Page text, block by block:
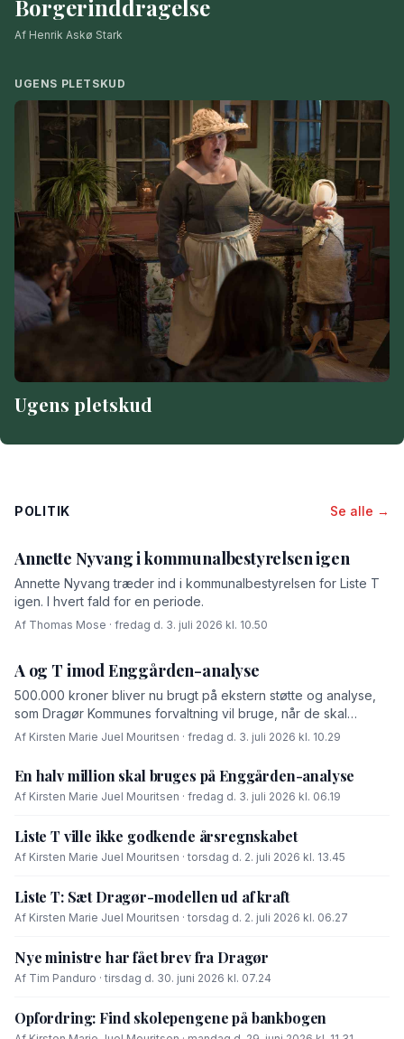
Borgerinddragelse
Af Henrik Askø Stark
UGENS PLETSKUD
Ugens pletskud
POLITIK Se alle →
Annette Nyvang i kommunalbestyrelsen igen
Annette Nyvang træder ind i kommunalbestyrelsen for Liste T
igen. I hvert fald for en periode.
Af Thomas Mose · fredag d. 3. juli 2026 kl. 10.50
A og T imod Enggården-analyse
500.000 kroner bliver nu brugt på ekstern støtte og analyse,
som Dragør Kommunes forvaltning vil bruge, når de skal
forhandle med OK-fonden om en driftsoverenskomst for
Af Kirsten Marie Juel Mouritsen · fredag d. 3. juli 2026 kl. 10.29
En halv million skal bruges på Enggården-analyse
Af Kirsten Marie Juel Mouritsen · fredag d. 3. juli 2026 kl. 06.19
Liste T ville ikke godkende årsregnskabet
Af Kirsten Marie Juel Mouritsen · torsdag d. 2. juli 2026 kl. 13.45
Liste T: Sæt Dragør-modellen ud af kraft
Af Kirsten Marie Juel Mouritsen · torsdag d. 2. juli 2026 kl. 06.27
Nye ministre har fået brev fra Dragør
Af Tim Panduro · tirsdag d. 30. juni 2026 kl. 07.24
Opfordring: Find skolepengene på bankbogen